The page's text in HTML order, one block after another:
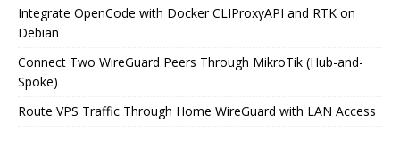
Integrate OpenCode with Docker CLIProxyAPI and RTK on
Debian
Connect Two WireGuard Peers Through MikroTik (Hub-and-
Spoke)
Route VPS Traffic Through Home WireGuard with LAN Access